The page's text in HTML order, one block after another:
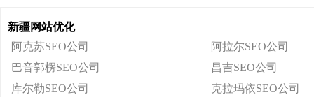
新疆网站优化
阿克苏SEO公司
阿拉尔SEO公司
巴音郭楞SEO公司
昌吉SEO公司
库尔勒SEO公司
克拉玛依SEO公司